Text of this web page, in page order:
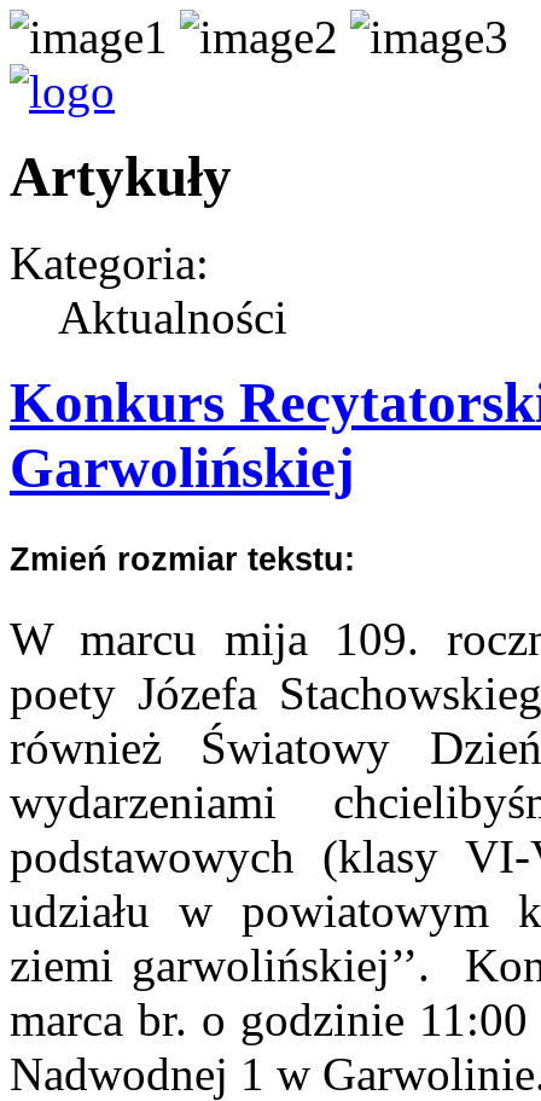
Artykuły
Kategoria:
Aktualności
Konkurs
Garwolińskiej
Zmień rozmiar tekstu:
W marcu mija 109.
poety Józefa
również Światowy
wydarzeniami
podstawowych (klasy
udziału w powiatowym
ziemi garwolińskiej’’.
marca br. o godzinie
Nadwodnej 1 w